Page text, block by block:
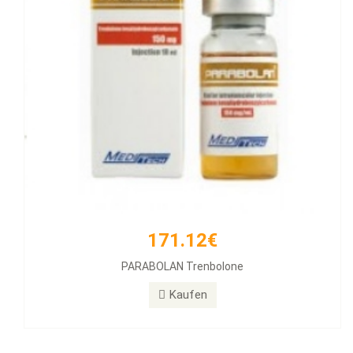
171.12€
PARABOLAN Trenbolone
Kaufen